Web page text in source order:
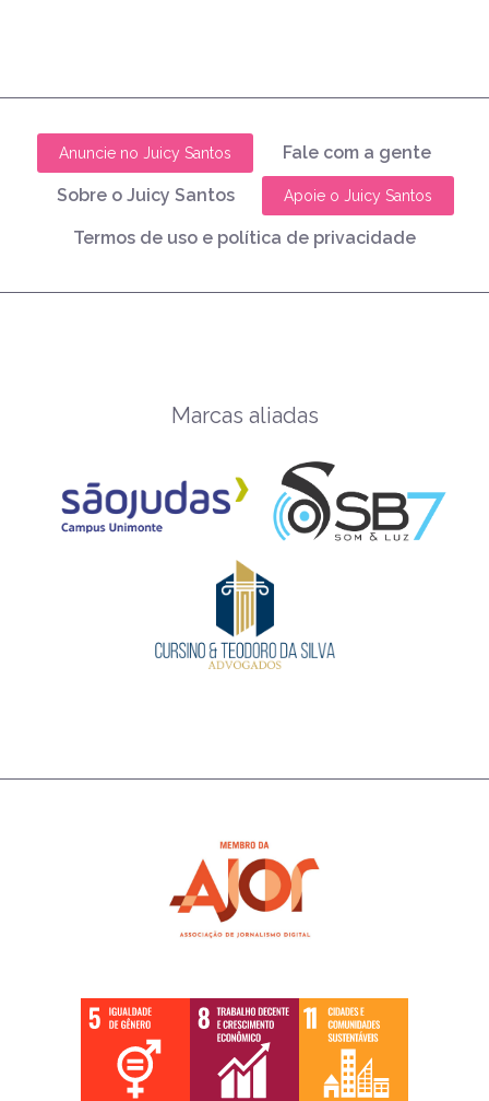
Anuncie no Juicy Santos Fale com a gente
Sobre o Juicy Santos Apoie o Juicy Santos
Termos de uso e política de privacidade
Marcas aliadas